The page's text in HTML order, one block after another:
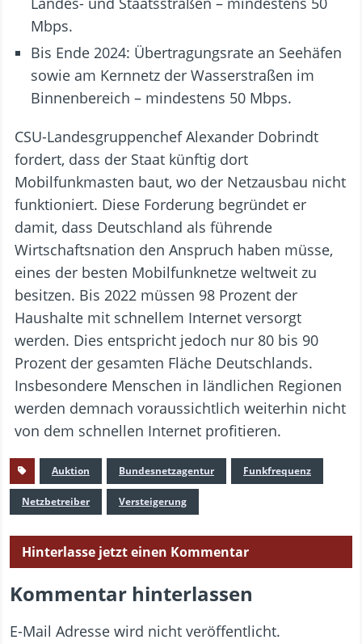
Mbps.
Bis Ende 2024: Übertragungsrate an Seehäfen
sowie am Kernnetz der Wasserstraßen im
Binnenbereich – mindestens 50 Mbps.
CSU-Landesgruppenchef Alexander Dobrindt
fordert, dass der Staat künftig dort
Mobilfunkmasten baut, wo der Netzausbau nicht
funktioniert. Diese Forderung begründet er
damit, dass Deutschland als führende
Wirtschaftsnation den Anspruch haben müsse,
eines der besten Mobilfunknetze weltweit zu
besitzen. Bis 2022 müssen 98 Prozent der
Haushalte mit schnellem Internet versorgt
werden. Dies entspricht jedoch nur 80 bis 90
Prozent der gesamten Fläche Deutschlands.
Insbesondere Menschen in ländlichen Regionen
werden demnach voraussichtlich weiterhin nicht
von dem schnellen Internet profitieren.
Auktion Bundesnetzagentur Funkfrequenz
Netzbetreiber Versteigerung
Hinterlasse jetzt einen Kommentar
Kommentar hinterlassen
E-Mail Adresse wird nicht veröffentlicht.